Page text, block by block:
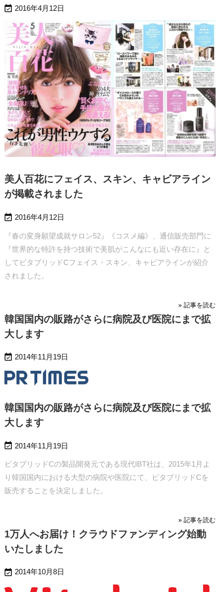
 2016年4月12日
美人百花にフェイス、スキン、キャビアライン
が掲載されました
 2016年4月12日
『春の変身願望成就サロン52』《コスメ編》、通信販売部門に
『世界的な特許を持つ技術で美肌がこんなにも近い存在に』と
してビタブリッドCフェイス・スキン、キャビアラインが紹介
されました。
» 記事を読む
韓国国内の販路がさらに病院及び医院にまで拡
大します
 2014年11月19日
韓国国内の販路がさらに病院及び医院にまで拡
大します
 2014年11月19日
ビタブリッドCの製品開発元である現代IBT社は、2015年1月よ
り韓国国内における大型の病院や医院にて、ビタブリッドCを
販売することを決定しました。
» 記事を読む
1万人へお届け！クラウドファンディング始動
いたしました
 2014年10月8日